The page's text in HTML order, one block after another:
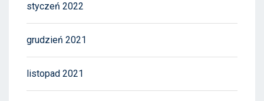
styczeń 2022
grudzień 2021
listopad 2021